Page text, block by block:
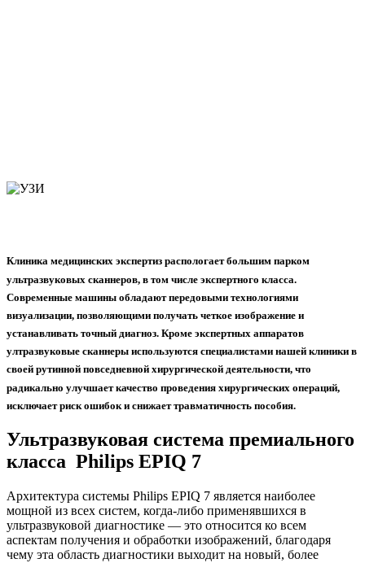
Клиника медицинских экспертиз распологает большим парком
ультразвуковых сканнеров, в том числе экспертного класса.
Современные машины обладают передовыми технологиями
визуализации, позволяющими получать четкое изображение и
устанавливать точный диагноз. Кроме экспертных аппаратов
ултразвуковые сканнеры используются специалистами нашей клиники в
своей рутинной повседневной хирургической деятельности, что
радикально улучшает качество проведения хирургических операций,
исключает риск ошибок и снижает травматичность пособия.
Ультразвуковая система премиального
класса Philips EPIQ 7
Архитектура системы Philips EPIQ 7 является наиболее
мощной из всех систем, когда-либо применявшихся в
ультразвуковой диагностике — это относится ко всем
аспектам получения и обработки изображений, благодаря
чему эта область диагностики выходит на новый, более